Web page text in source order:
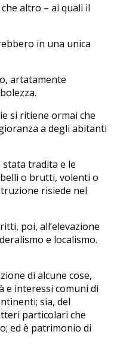
altro – ai quali il
in una unica
artatamente
si ritiene ormai che
a degli abitanti
tradita e le
belli o brutti, volenti o
risiede nel
poi, all’elevazione
e localismo.
di alcune cose,
e interessi comuni di
sia, del
particolari che
ed è patrimonio di